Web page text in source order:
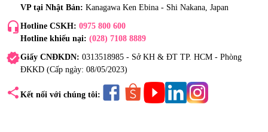
VP tại Nhật Bản: Kanagawa Ken Ebina - Shi Nakana, Japan
headset_mic Hotline CSKH: 0975 800 600
Hotline khiếu nại: (028) 7108 8889
verifiedGiấy CNĐKDN: 0313518985 - Sở KH & ĐT TP. HCM - Phòng
ĐKKD (Cấp ngày: 08/05/2023)
share Kết nối với chúng tôi: